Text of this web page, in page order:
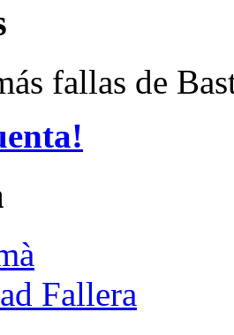
fallas de
Fallera